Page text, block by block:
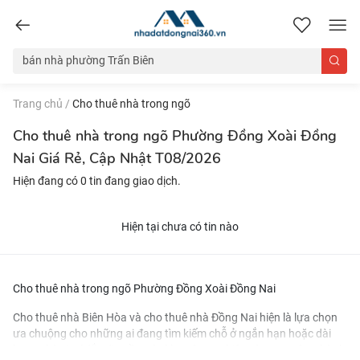
nhadatdongnai360.vn
Trang chủ / Cho thuê nhà trong ngõ
Cho thuê nhà trong ngõ Phường Đồng Xoài Đồng
Nai Giá Rẻ, Cập Nhật T08/2026
Hiện đang có 0 tin đang giao dịch.
Hiện tại chưa có tin nào
Cho thuê nhà trong ngõ Phường Đồng Xoài Đồng Nai
Cho thuê nhà Biên Hòa và cho thuê nhà Đồng Nai hiện là lựa chọn
ưa chuộng cho những ai đang tìm kiếm chỗ ở ngắn hạn hoặc dài